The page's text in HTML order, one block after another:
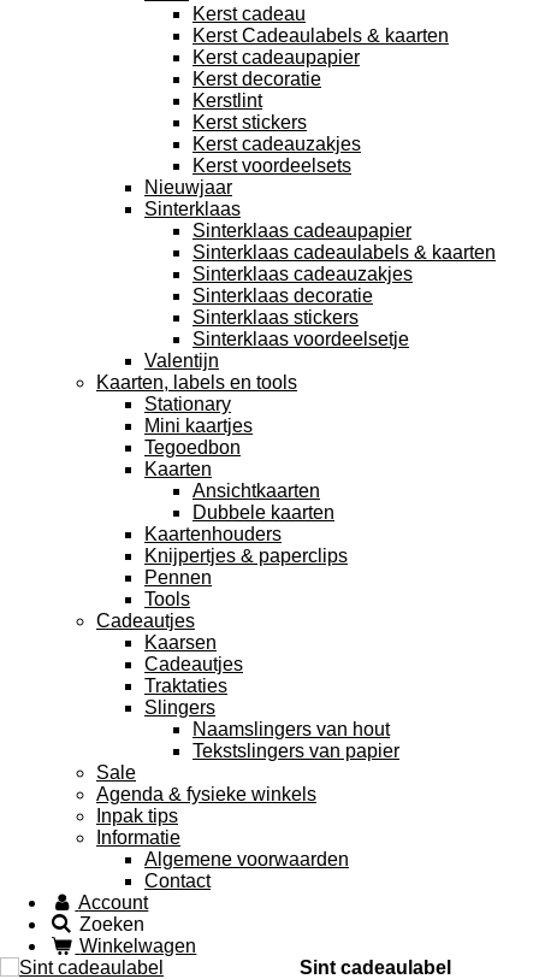
Kerst cadeau
Kerst Cadeaulabels & kaarten
Kerst cadeaupapier
Kerst decoratie
Kerstlint
Kerst stickers
Kerst cadeauzakjes
Kerst voordeelsets
Nieuwjaar
Sinterklaas
Sinterklaas cadeaupapier
Sinterklaas cadeaulabels & kaarten
Sinterklaas cadeauzakjes
Sinterklaas decoratie
Sinterklaas stickers
Sinterklaas voordeelsetje
Valentijn
Kaarten, labels en tools
Stationary
Mini kaartjes
Tegoedbon
Kaarten
Ansichtkaarten
Dubbele kaarten
Kaartenhouders
Knijpertjes & paperclips
Pennen
Tools
Cadeautjes
Kaarsen
Cadeautjes
Traktaties
Slingers
Naamslingers van hout
Tekstslingers van papier
Sale
Agenda & fysieke winkels
Inpak tips
Informatie
Algemene voorwaarden
Contact
Account
Zoeken
Winkelwagen
Sint cadeaulabel